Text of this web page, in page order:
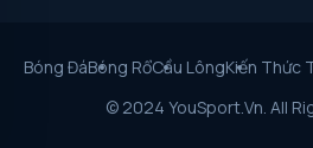
Bóng ĐáBóng RổCầu LôngKiến Thức
© 2024 YouSport.vn. All